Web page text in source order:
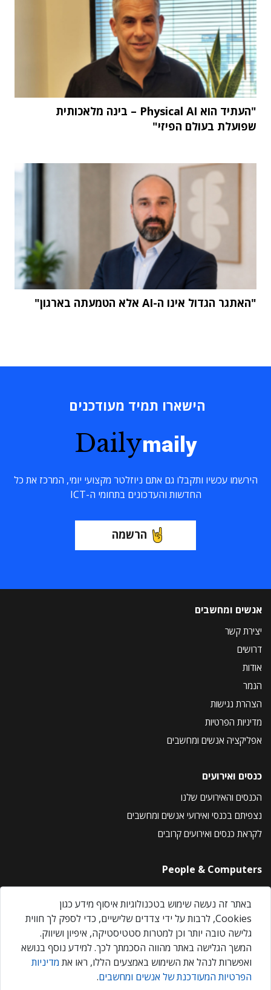
"העתיד הוא Physical AI – בינה מלאכותית
שפועלת בעולם הפיזי"
"האתגר הגדול אינו ה-AI אלא הטמעתה בארגון"
הישארו תמיד מעודכנים
Dailymaily
הירשמו עכשיו ותקבלו גם אתם ניוזלטר מקצועי יומי, המרכז את כל
החדשות והעדכונים בתחומי ה-ICT
הרשמה
אנשים ומחשבים
יצירת קשר
דרושים
אודות
הנמר
הצהרת נגישות
מדיניות הפרטיות
אפליקציה אנשים ומחשבים
כנסים ואירועים
הכנסים והאירועים שלנו
נצפיתם בכנסי ואירועי אנשים ומחשבים
לקראת כנסים ואירועים קרובים
People & Computers
About Us
Privacy Policy
Contact Us
Our Events
באתר זה נעשה שימוש בטכנולוגיות איסוף מידע כגון
Cookies, לרבות על ידי צדדים שלישיים, כדי לספק לך חווית
גלישה טובה יותר וכן למטרות סטטיסטיקה, איפיון ושיווק.
המשך הגלישה באתר מהווה הסכמתך לכך. למידע נוסף בנושא
ואפשרות לנהל את השימוש באמצעים הללו, ראו את מדיניות
הפרטיות המעודכנת של אנשים ומחשבים.